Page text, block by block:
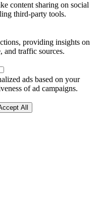
content sharing on social
third-party tools.
providing insights on
and traffic sources.
ads based on your
of ad campaigns.
All